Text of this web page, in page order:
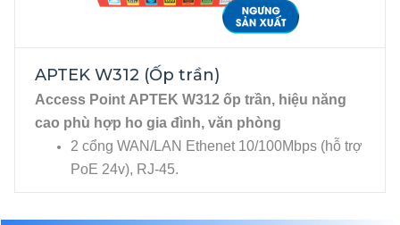
APTEK W312 (Ốp trần)
Access Point APTEK W312 ốp trần, hiệu năng
cao phù hợp ho gia đình, văn phòng
2 cổng WAN/LAN Ethenet 10/100Mbps (hỗ trợ
PoE 24v), RJ-45.